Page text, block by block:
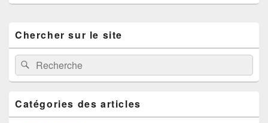
principale
de
widget
pour
la
latérale
Chercher sur le site
Recherche :Rechercher
Catégories des articles